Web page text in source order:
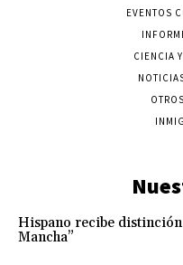
EVENTOS
CIENCIA
Hispano recibe
Mancha”